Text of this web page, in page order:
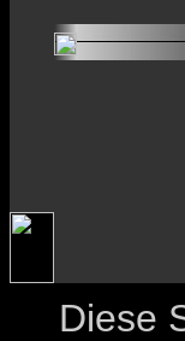
Diese